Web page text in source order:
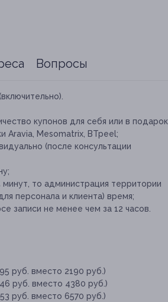
Вопросы
купонов для себя или в подарок.
Aravia, Mesomatrix, BTpeel;
(после консультации
то администрация территории
персонала и клиента) время;
записи не менее чем за 12 часов.
руб. вместо 2190 руб.)
руб. вместо 4380 руб.)
руб. вместо 6570 руб.)